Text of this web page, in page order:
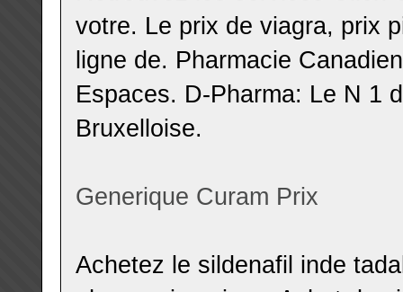
votre. Le prix de viagra, prix
ligne de. Pharmacie
Espaces. D-Pharma: Le N 1
Bruxelloise.
Generique Curam Prix
Achetez le sildenafil inde